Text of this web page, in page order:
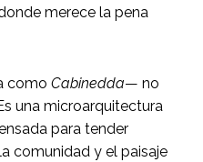
merece la pena
comoCabinedda— no
una microarquitectura
para tender
comunidad y el paisaje